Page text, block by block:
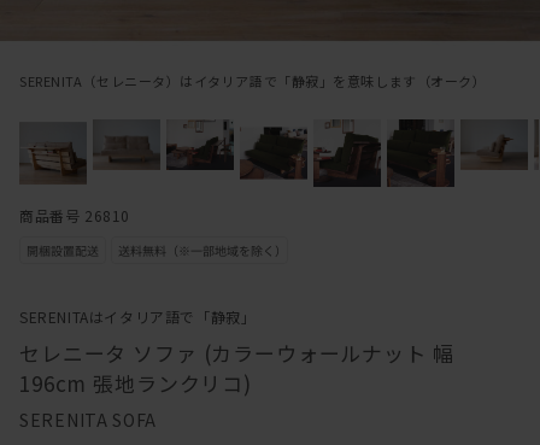
SERENITAはイタリア語で「静寂」
セレニータ ソファ (カラーウォールナット 幅
196cm 張地ランクリコ)
SERENITA SOFA
SERENITA（セレニータ）はイタリア語で「静寂」を意味します（オーク）
商品番号 26810